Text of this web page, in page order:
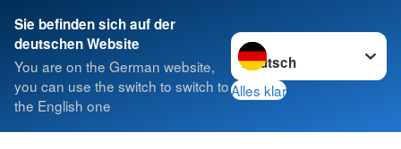
Sie befinden sich auf der
deutschen Website
You are on the German website,
you can use the switch to switch to
the English one
Sprache wechseln zu
Alles klar